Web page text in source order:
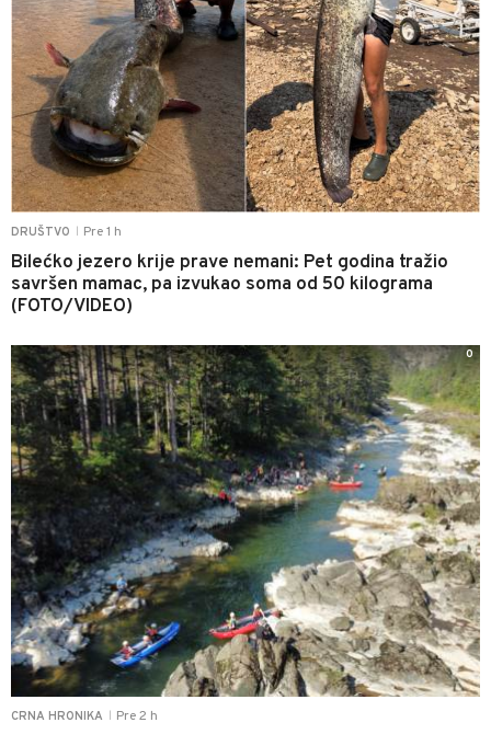
DRUŠTVO Pre 1 h
Bilećko jezero krije prave nemani: Pet godina tražio
savršen mamac, pa izvukao soma od 50 kilograma
(FOTO/VIDEO)
CRNA HRONIKA Pre 2 h
0